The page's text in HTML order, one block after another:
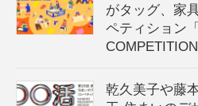
がタッグ、家
ペティション
乾久美子や藤